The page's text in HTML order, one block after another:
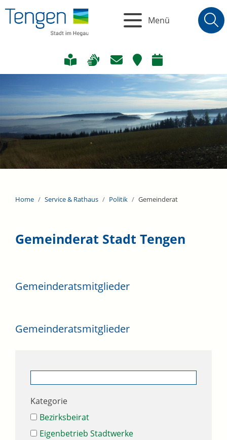
Menü
Home Service & Rathaus Politik Gemeinderat
Gemeinderat Stadt Tengen
Gemeinderatsmitglieder
Gemeinderatsmitglieder
Kategorie
Bezirksbeirat
Eigenbetrieb Stadtwerke